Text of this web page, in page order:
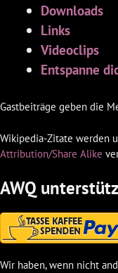
Downloads
Links
Videoclips
Entspanne
Gastbeiträge geben die
Wikipedia-Zitate werden
Attribution/Share Alike
AWQ
Wir haben, wenn nicht